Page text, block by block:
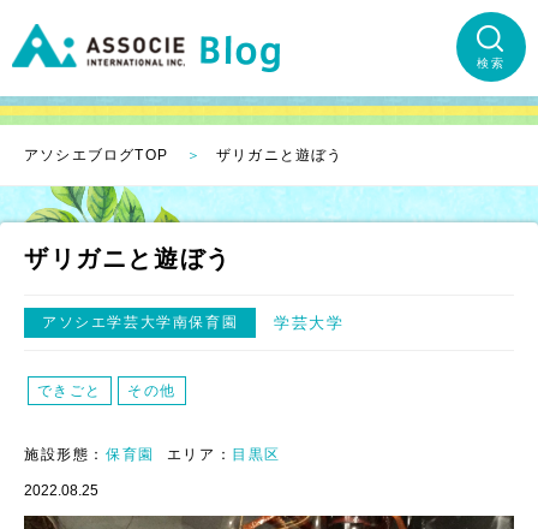
検索
アソシエブログTOP ザリガニと遊ぼう
ザリガニと遊ぼう
アソシエ学芸大学南保育園 学芸大学
できごと その他
施設形態： 保育園 エリア： 目黒区
2022.08.25